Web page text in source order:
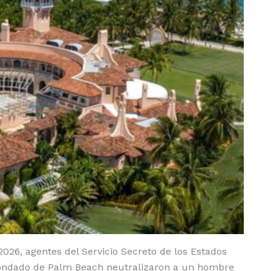
agentes del Servicio Secreto de los Estados
de Palm Beach neutralizaron a un hombre